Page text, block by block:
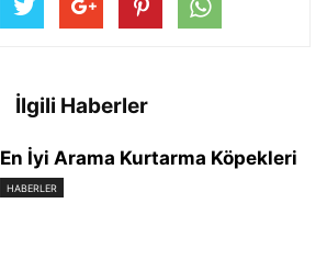
İlgili Haberler
En İyi Arama Kurtarma Köpekleri
HABERLER